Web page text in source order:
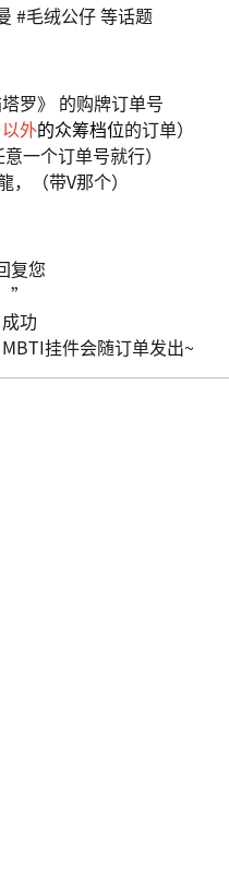
#毛绒公仔 等话题
罗》 的购牌订单号
外的众筹档位的订单）
一个订单号就行）
（带V那个）
复您
”
功
挂件会随订单发出~